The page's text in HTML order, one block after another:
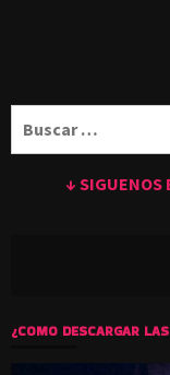
↓ SIGUENOS
¿COMO DESCARGAR